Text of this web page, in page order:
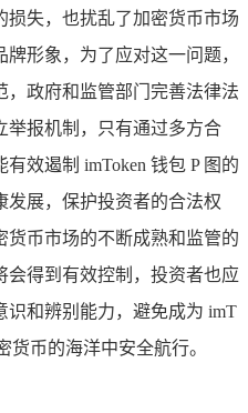
失，也扰乱了加密货币市场
形象，为了应对这一问题，
，政府和监管部门完善法律法
举报机制，只有通过多方合
效遏制 imToken 钱包 P 图的
发展，保护投资者的合法权
货币市场的不断成熟和监管的
会得到有效控制，投资者也应
和辨别能力，避免成为 imT
货币的海洋中安全航行。